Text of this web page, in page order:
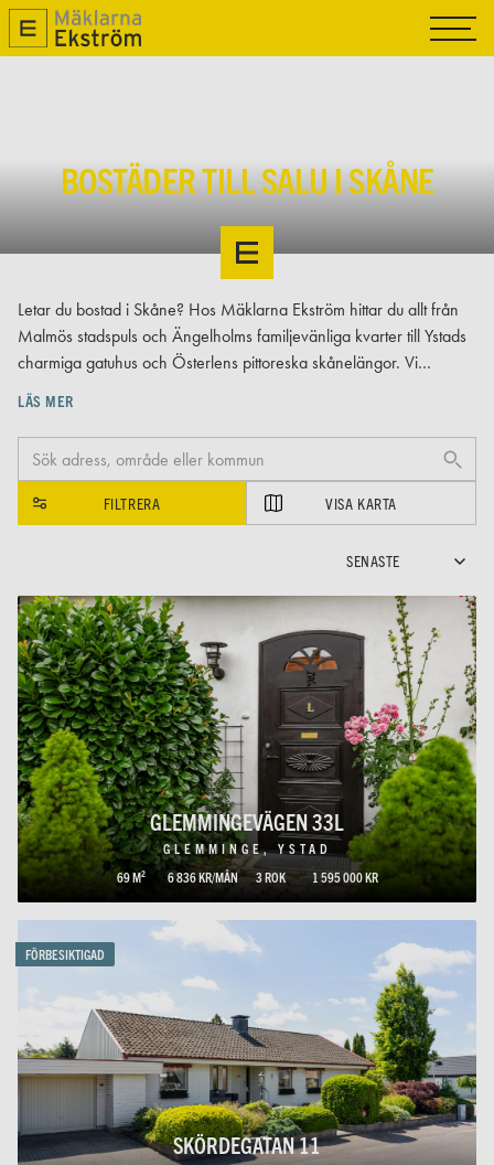
TILL SALU
OM OSS
NYPRODUKTION
MAGASIN R.O.K
KONTAKTA OSS
GRATIS VÄRDERING
BOSTÄDER TILL SALU I SKÅNE
Letar du bostad i Skåne? Hos Mäklarna Ekström hittar du allt från
Malmös stadspuls och Ängelholms familjevänliga kvarter till Ystads
charmiga gatuhus och Österlens pittoreska skånelängor. Vi
förmedlar villor, bostadsrätter, gårdar och tomter över hela
dig med trygghet och expertis. Utforska våra aktuella bostäder och
ta steget mot ditt nästa drömhem tillsammans med oss.
LÄS MER
FILTRERA VISA KARTA
GLEMMINGEVÄGEN 33L
GLEMMINGE, YSTAD
69 M²
6 836 KR/MÅN 3 ROK 1 595 000 KR
SKÖRDEGATAN 11
FÖRBESIKTIGAD